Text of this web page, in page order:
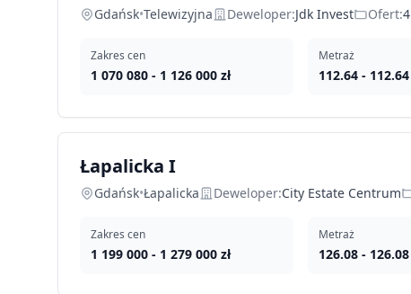
Gdańsk•Telewizyjna Deweloper:Jdk Invest Ofert:4
Zakres cen
1 070 080 - 1 126 000 zł
Metraż
112.64 - 112.64
Łapalicka I
Gdańsk•Łapalicka Deweloper:City Estate Centrum
Zakres cen
1 199 000 - 1 279 000 zł
Metraż
126.08 - 126.08